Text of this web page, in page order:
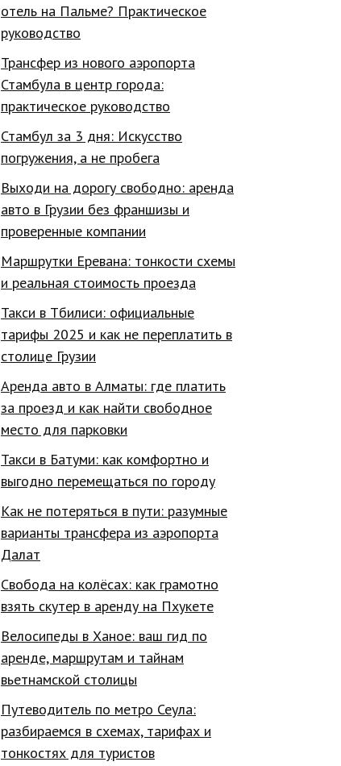
отель на Пальме? Практическое
руководство
Трансфер из нового аэропорта
Стамбула в центр города:
практическое руководство
Стамбул за 3 дня: Искусство
погружения, а не пробега
Выходи на дорогу свободно: аренда
авто в Грузии без франшизы и
проверенные компании
Маршрутки Еревана: тонкости схемы
и реальная стоимость проезда
Такси в Тбилиси: официальные
тарифы 2025 и как не переплатить в
столице Грузии
Аренда авто в Алматы: где платить
за проезд и как найти свободное
место для парковки
Такси в Батуми: как комфортно и
выгодно перемещаться по городу
Как не потеряться в пути: разумные
варианты трансфера из аэропорта
Далат
Свобода на колёсах: как грамотно
взять скутер в аренду на Пхукете
Велосипеды в Ханое: ваш гид по
аренде, маршрутам и тайнам
вьетнамской столицы
Путеводитель по метро Сеула:
разбираемся в схемах, тарифах и
тонкостях для туристов